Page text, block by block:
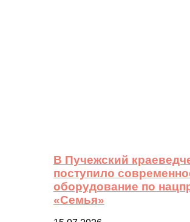
В Пучежский
поступило
оборудование по
«Семья»